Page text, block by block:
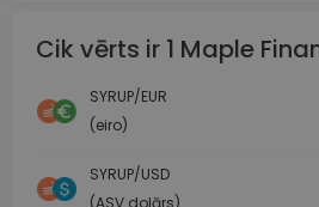
Cik vērts ir 1 Maple
SYRUP/EUR
(eiro)
SYRUP/USD